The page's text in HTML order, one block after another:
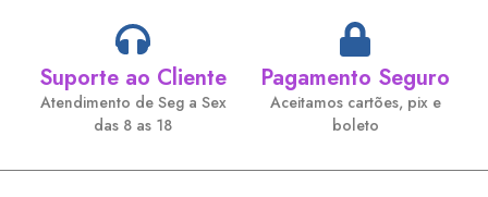
Suporte ao Cliente
Atendimento de Seg a Sex
das 8 as 18
Pagamento Seguro
Aceitamos cartões, pix e
boleto